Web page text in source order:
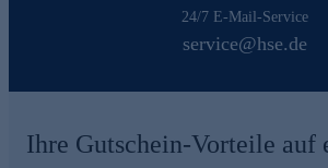
24/7 E-Mail-Service
service@hse.de
Ihre Gutschein-Vorteile auf